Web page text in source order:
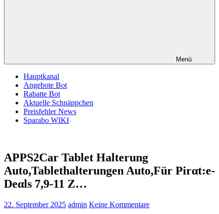
Menü
Hauptkanal
Angebote Bot
Rabatte Bot
Aktuelle Schnäppchen
Preisfehler News
Sparabo WIKI
APPS2Car Tablet Halterung
Auto,Tablethalterungen Auto,Für Pirαt:е-
Dеαls 7,9-11 Z…
22. September 2025 admin Keine Kommentare